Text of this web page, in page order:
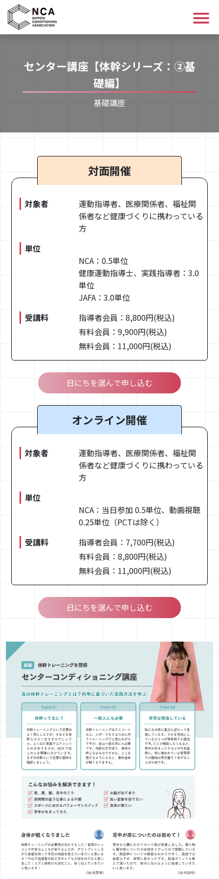
資格について
NCAについて
メンバーズマガジン
お問い合わせ
施設を探す
一般社団法人
日本コンディショニング協会
〒154-0004
東京都世田谷区
太子堂4-4-1 来るビル4F/5F
TEL : desk@e-nca.jp
センター講座【体幹シリーズ：➁基
礎編】
基礎講座
対面開催
対象者
運動指導者、医療関係者、福祉関
係者など健康づくりに携わっている
方
単位
NCA：0.5単位
健康運動指導士、実践指導者：3.0
単位
JAFA：3.0単位
受講料
指導者会員：8,800円(税込)
有料会員：9,900円(税込)
無料会員：11,000円(税込)
日にちを選んで申し込む
オンライン開催
対象者
運動指導者、医療関係者、福祉関
係者など健康づくりに携わっている
方
単位
NCA：当日参加 0.5単位、動画視聴
0.25単位（PCTは除く）
受講料
指導者会員：7,700円(税込)
有料会員：8,800円(税込)
無料会員：11,000円(税込)
日にちを選んで申し込む